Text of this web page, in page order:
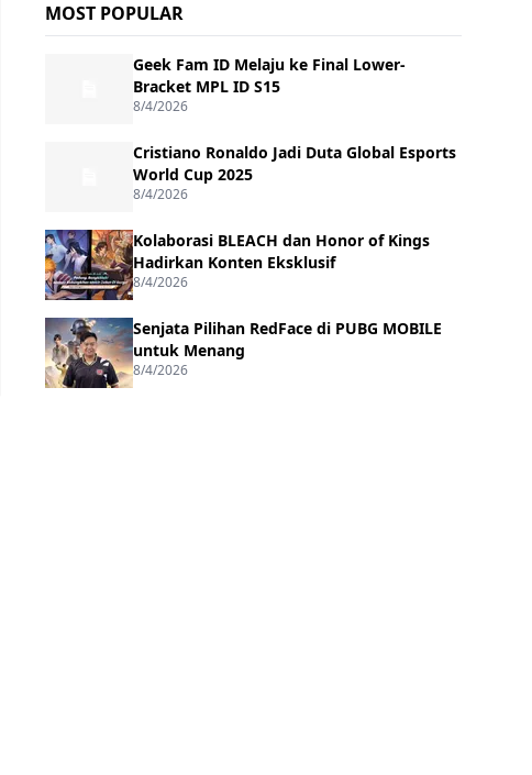
MOST POPULAR
Geek Fam ID Melaju ke Final Lower-
Bracket MPL ID S15
8/4/2026
Cristiano Ronaldo Jadi Duta Global Esports
World Cup 2025
8/4/2026
Kolaborasi BLEACH dan Honor of Kings
Hadirkan Konten Eksklusif
8/4/2026
Senjata Pilihan RedFace di PUBG MOBILE
untuk Menang
8/4/2026